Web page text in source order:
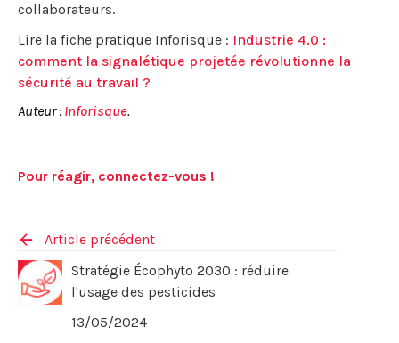
collaborateurs.
Lire la fiche pratique Inforisque : Industrie 4.0 :
comment la signalétique projetée révolutionne la
sécurité au travail ?
Auteur : Inforisque.
Pour réagir, connectez-vous !
Article précédent
Stratégie Écophyto 2030 : réduire
l'usage des pesticides
13/05/2024